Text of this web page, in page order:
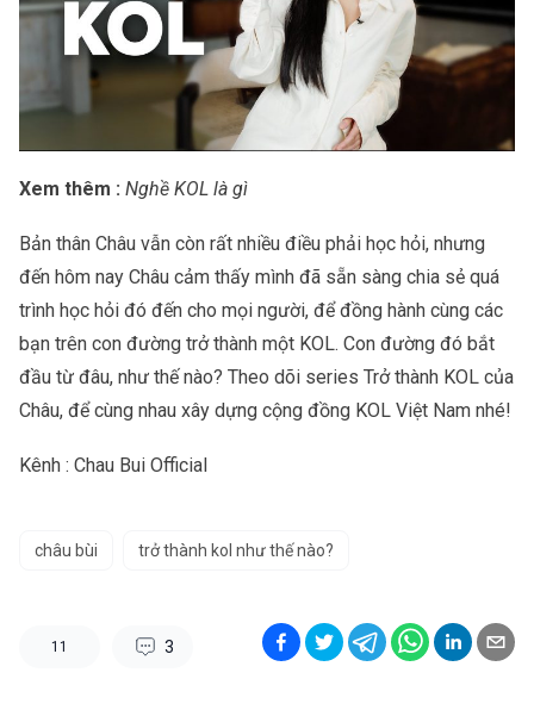
Xem thêm : Nghề KOL là gì
Bản thân Châu vẫn còn rất nhiều điều phải học hỏi, nhưng
đến hôm nay Châu cảm thấy mình đã sẵn sàng chia sẻ quá
trình học hỏi đó đến cho mọi người, để đồng hành cùng các
bạn trên con đường trở thành một KOL. Con đường đó bắt
đầu từ đâu, như thế nào? Theo dõi series Trở thành KOL của
Châu, để cùng nhau xây dựng cộng đồng KOL Việt Nam nhé!
Kênh : Chau Bui Official
châu bùi trở thành kol như thế nào?
11 3